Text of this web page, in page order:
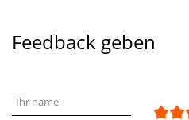
Feedback geben
Ihr name